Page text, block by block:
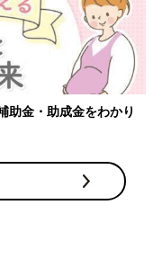
助金・助成金をわかり